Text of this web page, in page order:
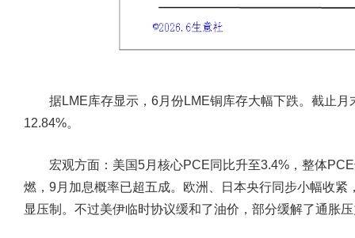
据LME库存显示，6月份LME铜库存大幅下跌。截止月
12.84%。
宏观方面： 美国5月核心PCE同比升至3.4%，整体
燃，9月加息概率已超五成。欧洲、日本央行同步小幅收
显压制。不过美伊临时协议缓和了油价，部分缓解了通胀